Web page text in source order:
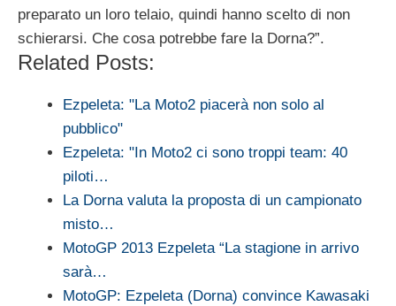
preparato un loro telaio, quindi hanno scelto di non
schierarsi. Che cosa potrebbe fare la Dorna?”.
Related Posts:
Ezpeleta: "La Moto2 piacerà non solo al
pubblico"
Ezpeleta: "In Moto2 ci sono troppi team: 40
piloti…
La Dorna valuta la proposta di un campionato
misto…
MotoGP 2013 Ezpeleta “La stagione in arrivo
sarà…
MotoGP: Ezpeleta (Dorna) convince Kawasaki